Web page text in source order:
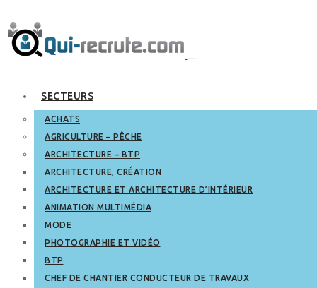
SECTEURS
ACHATS
AGRICULTURE – PÊCHE
ARCHITECTURE – BTP
ARCHITECTURE, CRÉATION
ARCHITECTURE ET ARCHITECTURE D’INTÉRIEUR
ANIMATION MULTIMÉDIA
MODE
PHOTOGRAPHIE ET VIDÉO
BTP
CHEF DE CHANTIER CONDUCTEUR DE TRAVAUX